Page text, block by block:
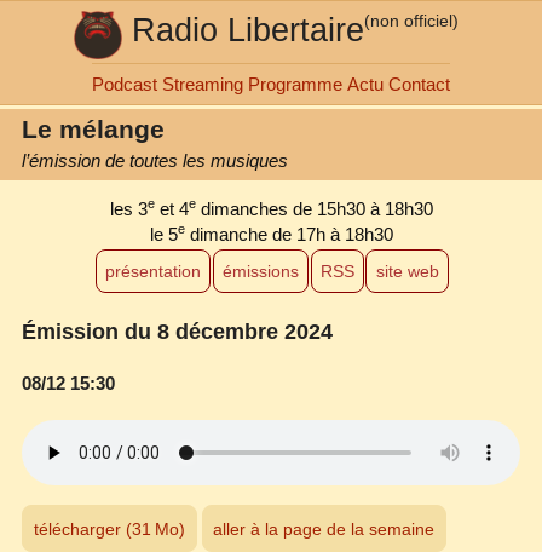
Radio Libertaire(non officiel)
Podcast Streaming Programme Actu Contact
Le mélange
l’émission de toutes les musiques
les 3eet 4edimanches de 15h30 à 18h30
le 5edimanche de 17h à 18h30
présentation émissions RSS site web
Émission du 8 décembre 2024
08/12 15:30
télécharger (31 Mo) aller à la page de la semaine